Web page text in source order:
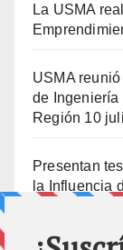
La USMA
USMA
de Ingeniería
Región 10
Presentan
la Influencia